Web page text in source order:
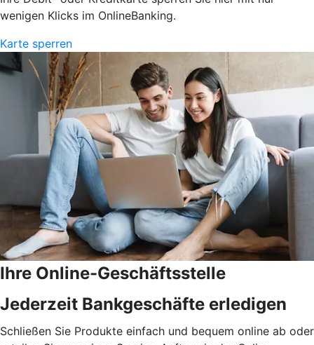
wenigen Klicks im OnlineBanking.
Karte sperren
Ihre Online-Geschäftsstelle
Jederzeit Bankgeschäfte erledigen
Schließen Sie Produkte einfach und bequem online ab oder